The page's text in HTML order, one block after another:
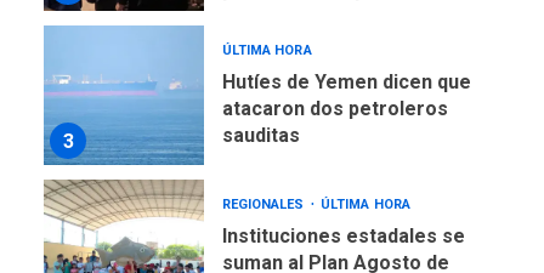
3
ÚLTIMA HORA
Hutíes de Yemen dicen que
atacaron dos petroleros
sauditas
REGIONALES ÚLTIMA HORA
Instituciones estadales se
suman al Plan Agosto de